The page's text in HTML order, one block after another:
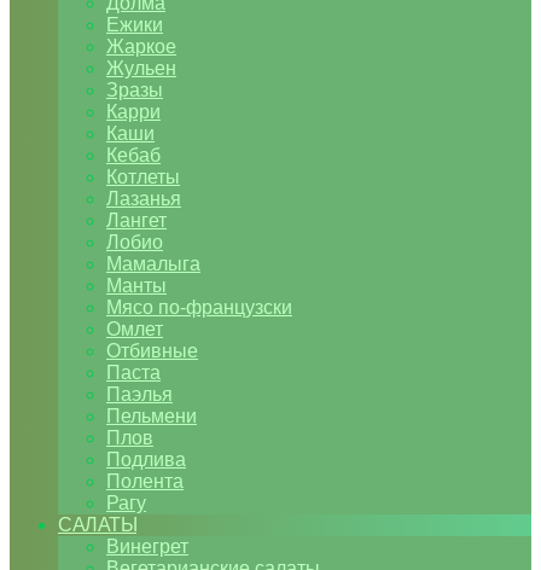
Ежики
Жаркое
Жульен
Зразы
Карри
Каши
Кебаб
Котлеты
Лазанья
Лангет
Лобио
Мамалыга
Манты
Мясо по-французски
Омлет
Отбивные
Паста
Паэлья
Пельмени
Плов
Подлива
Полента
Рагу
САЛАТЫ
Винегрет